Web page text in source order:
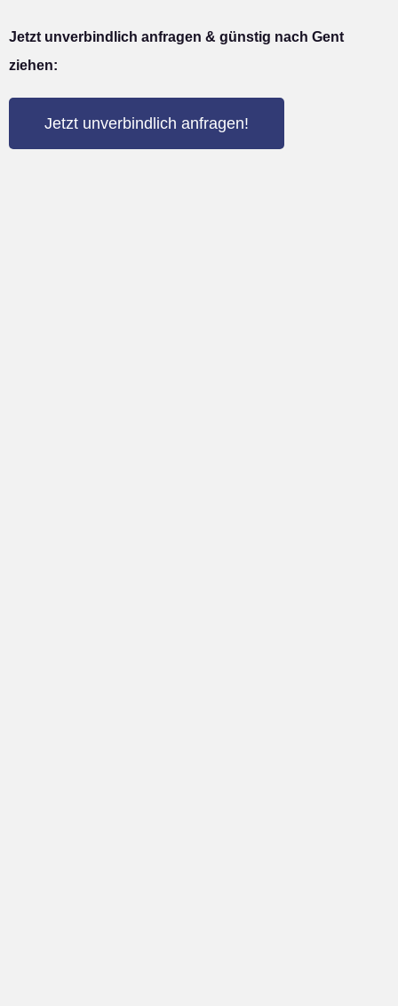
Jetzt unverbindlich anfragen & günstig nach Gent
ziehen:
Jetzt unverbindlich anfragen!